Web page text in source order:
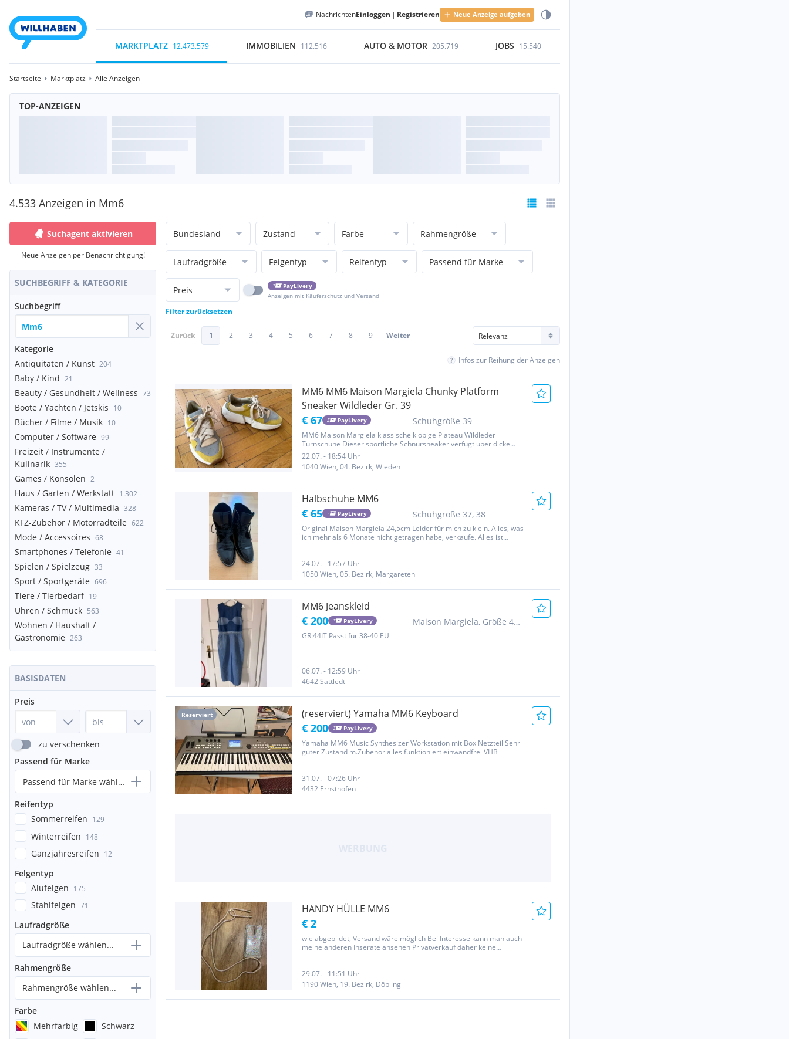
NachrichtenEinloggen | Registrieren Neue Anzeige aufgeben
MARKTPLATZ 12.473.579 IMMOBILIEN 112.516 AUTO & MOTOR 205.719 JOBS 15.540
Startseite Marktplatz Alle Anzeigen
TOP-ANZEIGEN
4.533 Anzeigen in Mm6
Suchagent aktivieren
Neue Anzeigen per Benachrichtigung!
SUCHBEGRIFF & KATEGORIE
Suchbegriff
Kategorie
Antiquitäten / Kunst 204
Baby / Kind 21
Beauty / Gesundheit / Wellness 73
Boote / Yachten / Jetskis 10
Bücher / Filme / Musik 10
Computer / Software 99
Freizeit / Instrumente /
Kulinarik 355
Games / Konsolen 2
Haus / Garten / Werkstatt 1.302
Kameras / TV / Multimedia 328
KFZ-Zubehör / Motorradteile 622
Mode / Accessoires 68
Smartphones / Telefonie 41
Spielen / Spielzeug 33
Sport / Sportgeräte 696
Tiere / Tierbedarf 19
Uhren / Schmuck 563
Wohnen / Haushalt /
Gastronomie 263
BASISDATEN
Preis
zu verschenken
Passend für Marke
Passend für Marke wählen...
Reifentyp
Sommerreifen 129
Winterreifen 148
Ganzjahresreifen 12
Felgentyp
Alufelgen 175
Stahlfelgen 71
Laufradgröße
Laufradgröße wählen...
Rahmengröße
Rahmengröße wählen...
Farbe
Mehrfarbig
Schwarz
Bundesland Zustand Farbe Rahmengröße
Laufradgröße Felgentyp Reifentyp Passend für Marke
Preis
PayLivery
Anzeigen mit Käuferschutz und Versand
Filter zurücksetzen
Zurück 1 2 3 4 5 6 7 8 9 Weiter
Infos zur Reihung der Anzeigen
MM6 MM6 Maison Margiela Chunky Platform
Sneaker Wildleder Gr. 39
€ 67 PayLivery Schuhgröße 39
MM6 Maison Margiela klassische klobige Plateau Wildleder
Turnschuhe Dieser sportliche Schnürsneaker verfügt über dicke
cremefarbene Baumwollschnürsenkel, eine gepolsterte
Fersenkappe aus Leder für Halt und eine gepunktete Perforation an
den Zehen....
22.07. - 18:54 Uhr
1040 Wien, 04. Bezirk, Wieden
Halbschuhe MM6
€ 65 PayLivery Schuhgröße 37, 38
Original Maison Margiela 24,5cm Leider für mich zu klein. Alles, was
ich mehr als 6 Monate nicht getragen habe, verkaufe. Alles ist
24.07. - 17:57 Uhr
1050 Wien, 05. Bezirk, Margareten
MM6 Jeanskleid
€ 200 PayLivery
Maison Margiela, Größe 44 /
GR:44IT Passt für 38-40 EU
06.07. - 12:59 Uhr
4642 Sattledt
Reserviert (reserviert) Yamaha MM6 Keyboard
€ 200 PayLivery
Yamaha MM6 Music Synthesizer Workstation mit Box Netzteil Sehr
guter Zustand m.Zubehör alles funktioniert einwandfrei VHB
31.07. - 07:26 Uhr
4432 Ernsthofen
HANDY HÜLLE MM6
€ 2
wie abgebildet, Versand wäre möglich Bei Interesse kann man auch
meine anderen Inserate ansehen Privatverkauf daher keine
29.07. - 11:51 Uhr
1190 Wien, 19. Bezirk, Döbling